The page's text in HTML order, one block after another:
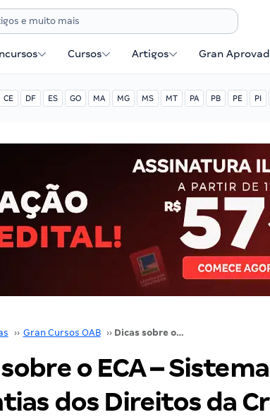
Cursos Artigos Gran
CE DF ES GO MA MG MS MT PA PB PE PI
›› Gran Cursos OAB ›› Dicas sobre o ECA – Sistema Nacional de Garantias dos Direitos da Criança e do Adolescente
o ECA –
dos Direitos da